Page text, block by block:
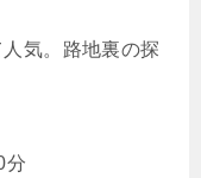
気。路地裏の探
分